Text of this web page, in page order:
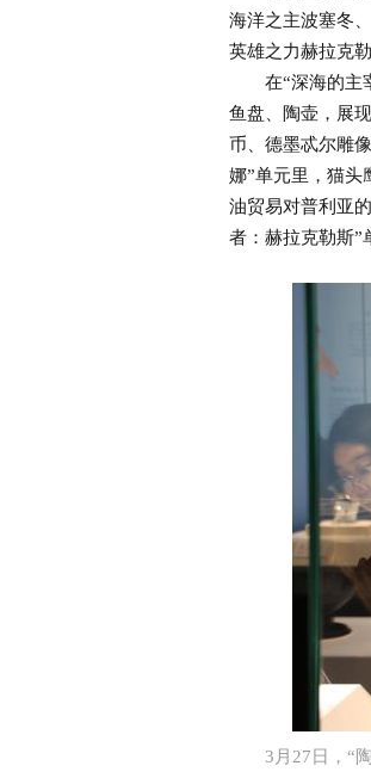
海洋之主波塞冬
英雄之力赫拉克
在“深海的主宰
鱼盘、陶壶，展
币、德墨忒尔雕
娜”单元里，猫头
油贸易对普利亚
者：赫拉克勒斯”
3月27日，“